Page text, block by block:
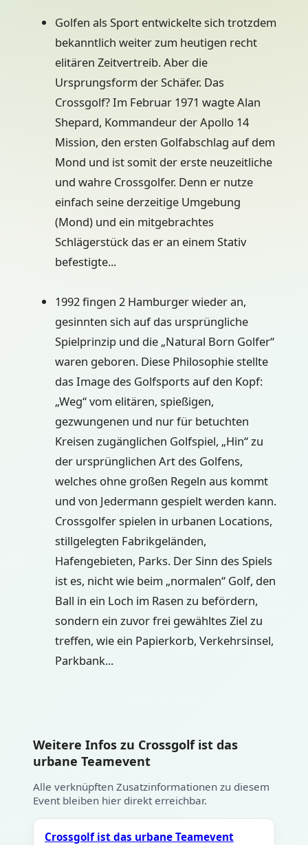
Golfen als Sport entwickelte sich trotzdem
bekanntlich weiter zum heutigen recht
elitären Zeitvertreib. Aber die
Ursprungsform der Schäfer. Das
Crossgolf? Im Februar 1971 wagte Alan
Shepard, Kommandeur der Apollo 14
Mission, den ersten Golfabschlag auf dem
Mond und ist somit der erste neuzeitliche
und wahre Crossgolfer. Denn er nutze
einfach seine derzeitige Umgebung
(Mond) und ein mitgebrachtes
Schlägerstück das er an einem Stativ
befestigte...
1992 fingen 2 Hamburger wieder an,
gesinnten sich auf das ursprüngliche
Spielprinzip und die „Natural Born Golfer“
waren geboren. Diese Philosophie stellte
das Image des Golfsports auf den Kopf:
„Weg“ vom elitären, spießigen,
gezwungenen und nur für betuchten
Kreisen zugänglichen Golfspiel, „Hin“ zu
der ursprünglichen Art des Golfens,
welches ohne großen Regeln aus kommt
und von Jedermann gespielt werden kann.
Crossgolfer spielen in urbanen Locations,
stillgelegten Fabrikgeländen,
Hafengebieten, Parks. Der Sinn des Spiels
ist es, nicht wie beim „normalen“ Golf, den
Ball in ein Loch im Rasen zu befördern,
sondern ein zuvor frei gewähltes Ziel zu
treffen, wie ein Papierkorb, Verkehrsinsel,
Parkbank...
Weitere Infos zu Crossgolf ist das
urbane Teamevent
Alle verknüpften Zusatzinformationen zu diesem
Event bleiben hier direkt erreichbar.
Crossgolf ist das urbane Teamevent